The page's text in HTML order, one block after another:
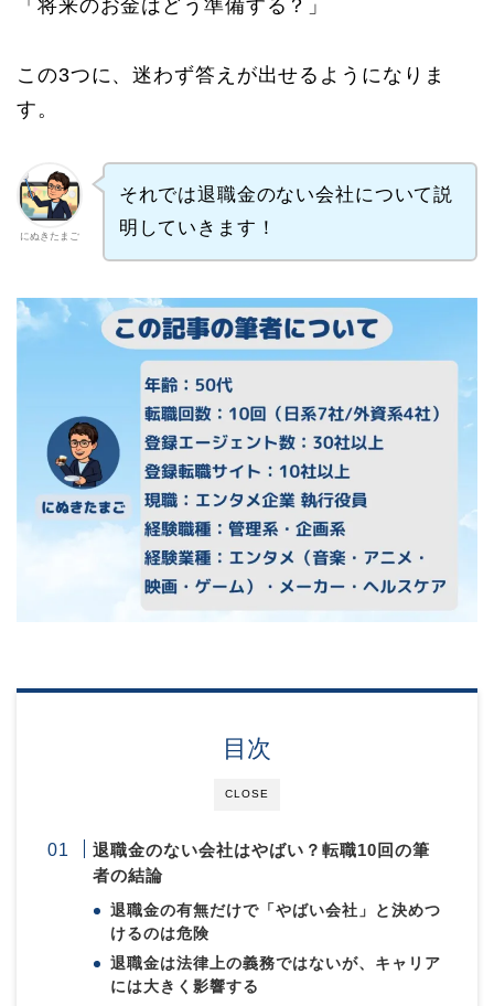
「将来のお金はどう準備する？」
この3つに、迷わず答えが出せるようになりま
す。
にぬきたまご
それでは退職金のない会社について説
明していきます！
CLOSE
目次
退職金のない会社はやばい？転職10回の筆
者の結論
退職金の有無だけで「やばい会社」と決めつ
けるのは危険
退職金は法律上の義務ではないが、キャリア
には大きく影響する